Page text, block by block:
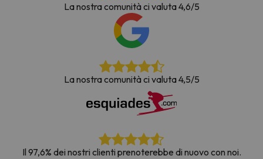
La nostra comunità ci valuta 4,6/5
La nostra comunità ci valuta 4,5/5
Il 97,6% dei nostri clienti prenoterebbe di nuovo con noi.